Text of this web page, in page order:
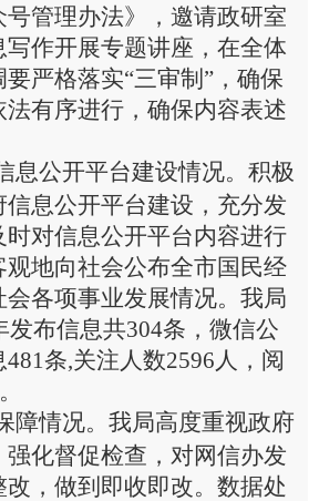
号管理办法》，邀请政研室
作开展专题讲座，在全体
要严格落实“三审制 ” ，确保
有序进行，确保内容表述
息公开平台建设情况。积极
信息公开平台建设，充分发
对信息公开平台内容进行
地向社会公布全市国民经
各项事业发展情况。 我局
发布信息共304条， 微信公
481条,关注人数2596人 ， 阅
。
障情况。 我局高度重视政府
强化督促检查，对网信办发
，做到即收即改。 数据处